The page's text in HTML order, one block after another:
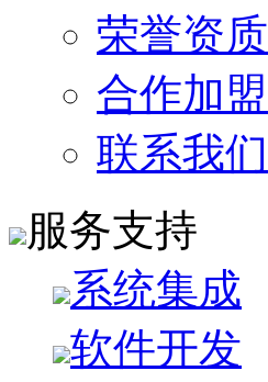
荣誉资质
合作加盟
联系我们
服务支持
系统集成
软件开发